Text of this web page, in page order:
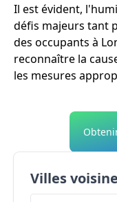
Il est évident,
défis majeurs tant
des occupants à
reconnaître la
les mesures
Villes